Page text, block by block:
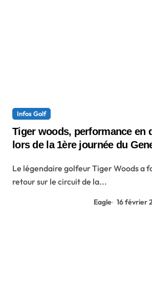
Infos Golf
Tiger woods, performance en
lors de la 1ère journée du
Le légendaire golfeur Tiger Woods a fait son grand
retour sur le circuit de la...
Eagle 16 février